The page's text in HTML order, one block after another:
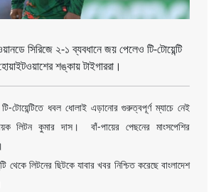
সিরিজে ২-১ ব্যবধানে জয় পেলেও টি-টোয়েন্টি
শঙ্কায় টাইগাররা।
টোয়েন্টিতে ধবল ধোলাই এড়ানোর গুরুত্বপূর্ণ ম্যাচে নেই
লিটন কুমার দাস। বাঁ-পায়ের পেছনের মাংসপেশির
থেকে লিটনের ছিটকে যাবার খবর নিশ্চিত করেছে বাংলাদেশ